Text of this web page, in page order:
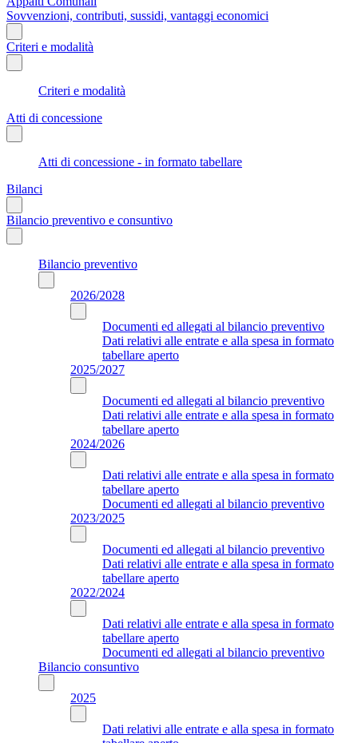
Sovvenzioni, contributi, sussidi, vantaggi economici
Criteri e modalità
Criteri e modalità
Atti di concessione
Atti di concessione - in formato tabellare
Bilanci
Bilancio preventivo e consuntivo
Bilancio preventivo
2026/2028
Documenti ed allegati al bilancio preventivo
Dati relativi alle entrate e alla spesa in formato
tabellare aperto
2025/2027
Documenti ed allegati al bilancio preventivo
Dati relativi alle entrate e alla spesa in formato
tabellare aperto
2024/2026
Dati relativi alle entrate e alla spesa in formato
tabellare aperto
Documenti ed allegati al bilancio preventivo
2023/2025
Documenti ed allegati al bilancio preventivo
Dati relativi alle entrate e alla spesa in formato
tabellare aperto
2022/2024
Dati relativi alle entrate e alla spesa in formato
tabellare aperto
Documenti ed allegati al bilancio preventivo
Bilancio consuntivo
2025
Dati relativi alle entrate e alla spesa in formato